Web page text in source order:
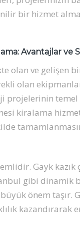
bir hizmet
Avantajlar ve
olan ve gelişen
olan
projelerinin temel
kiralama
Gayk kazık
gibi dinamik
önem taşır.
kazandırarak